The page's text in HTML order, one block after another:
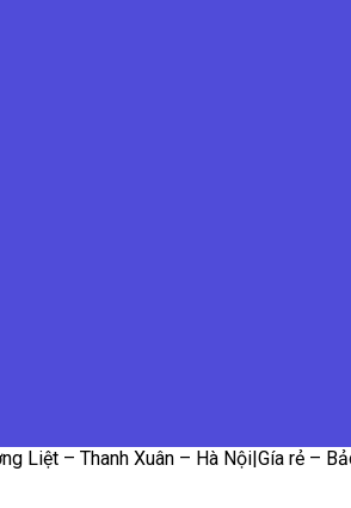
Liệt – Thanh Xuân – Hà Nội|Gía rẻ –